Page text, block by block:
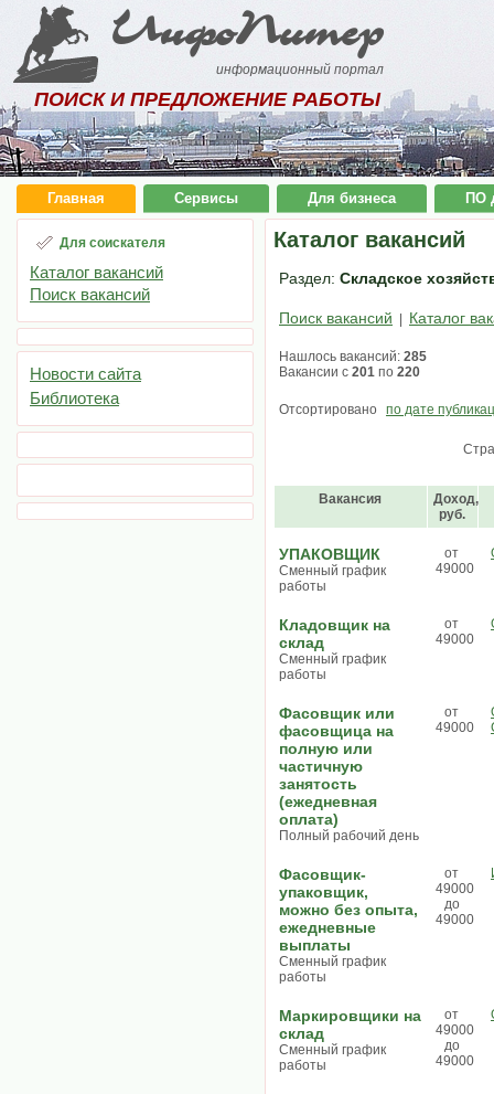
ИнфоПитер
информационный портал
ПОИСК И ПРЕДЛОЖЕНИЕ РАБОТЫ
Главная Сервисы Для бизнеса ПО
Для соискателя
Каталог вакансий
Поиск вакансий
Новости сайта
Библиотека
Каталог вакансий
Раздел: Складское
Поиск вакансий Каталог
Нашлось вакансий: 285
Вакансии с 201 по 220
Отсортировано по дате
Вакансия
Доход,
руб.
УПАКОВЩИК
Сменный график
работы
от
49000
Кладовщик на
склад
Сменный график
работы
от
49000
Фасовщик или
фасовщица на
полную или
частичную
занятость
(ежедневная
оплата)
Полный рабочий день
от
49000
Фасовщик-
упаковщик,
можно без опыта,
ежедневные
выплаты
Сменный график
работы
от
49000
до
49000
Маркировщики на
склад
Сменный график
работы
от
49000
до
49000